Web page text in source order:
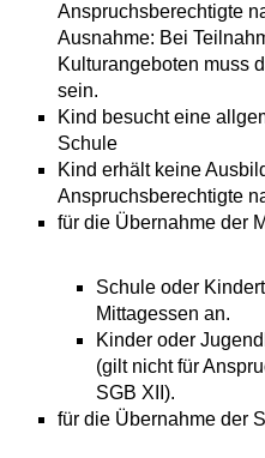
Anspruchsberechtigte
Ausnahme: Bei
Kulturangeboten muss
sein.
Kind besucht eine
Schule
Kind erhält keine
Anspruchsberechtigte
für die Übernahme der
Schule oder
Mittagessen an.
Kinder oder
(gilt nicht für
SGB XII).
für die Übernahme der